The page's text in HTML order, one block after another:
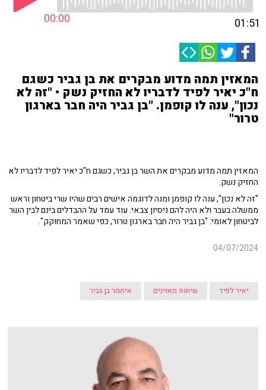
00:00 01:51
המאזין תמה מדוע מבקרים את בן גביר כשגם
ח"כ יאיר לפיד לדבריו לא החזיק נשק • "זה לא
נכון", ענה לו קופמן. "בן גביר היה חבר בארגון
טרור"
המאזין תמה מדוע מבקרים את השר בן גביר, כשגם ח"כ יאיר לפיד לדבריו לא
החזיק נשק.
"זה לא נכון", ענה לו קופמן ומנה לדוגמה אישים רבים שהיו שרי ביטחון וראש
ממשלה בעבר ולא היה להם ניסיון צבאי. עוד עמד על ההבדלים בינם לבין השר
לביטחון לאומי: "בן גביר היה חבר בארגון טרור, כפי שאמר המחוקק".
04/07/2024
יאיר לפיד שיחות מאזינים איתמר בן גביר